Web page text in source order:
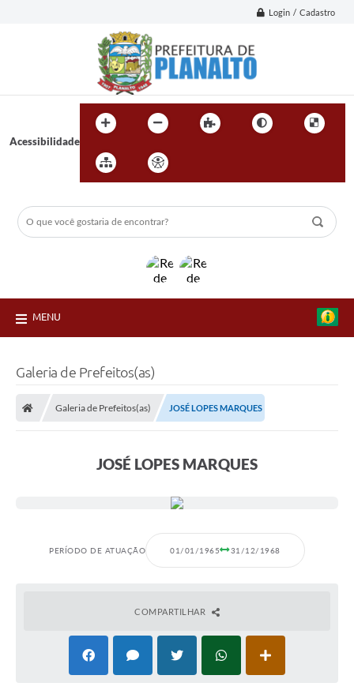
Login / Cadastro
Acessibilidade
MENU
Galeria de Prefeitos(as)
Galeria de Prefeitos(as) JOSÉ LOPES MARQUES
JOSÉ LOPES MARQUES
PERÍODO DE ATUAÇÃO 01/01/1965 31/12/1968
COMPARTILHAR